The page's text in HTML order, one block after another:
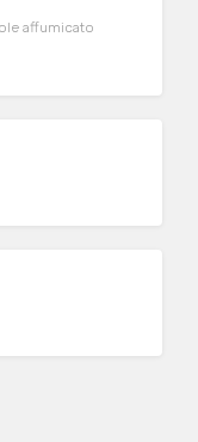
affumicato